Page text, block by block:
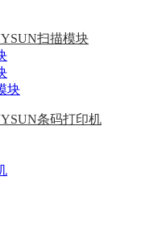
扫描模块
块
条码打印机